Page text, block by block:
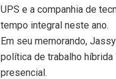
UPS e a companhia de
tempo integral neste ano.
Em seu memorando,
política de trabalho
presencial.